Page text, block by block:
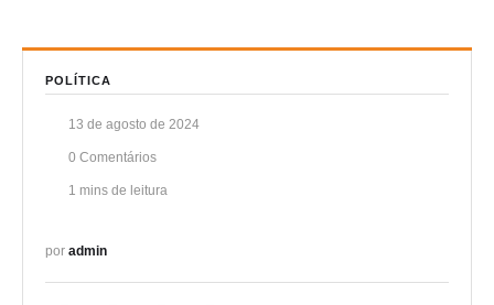
POLÍTICA
13 de agosto de 2024
0 Comentários
1 mins de leitura
por admin